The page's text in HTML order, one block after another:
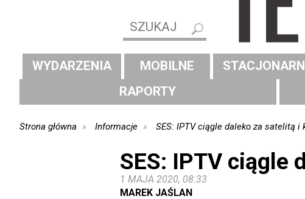
WYDARZENIA MOBILNE
RAPORTY
Strona główna Informacje SES: IPTV ciągle daleko za satelitą i
SES: IPTV ciągle
1 MAJA 2020, 08:33
MAREK JAŚLAN